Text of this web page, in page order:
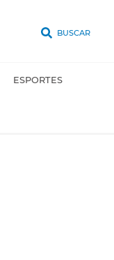
BUSCAR
ESPORTES